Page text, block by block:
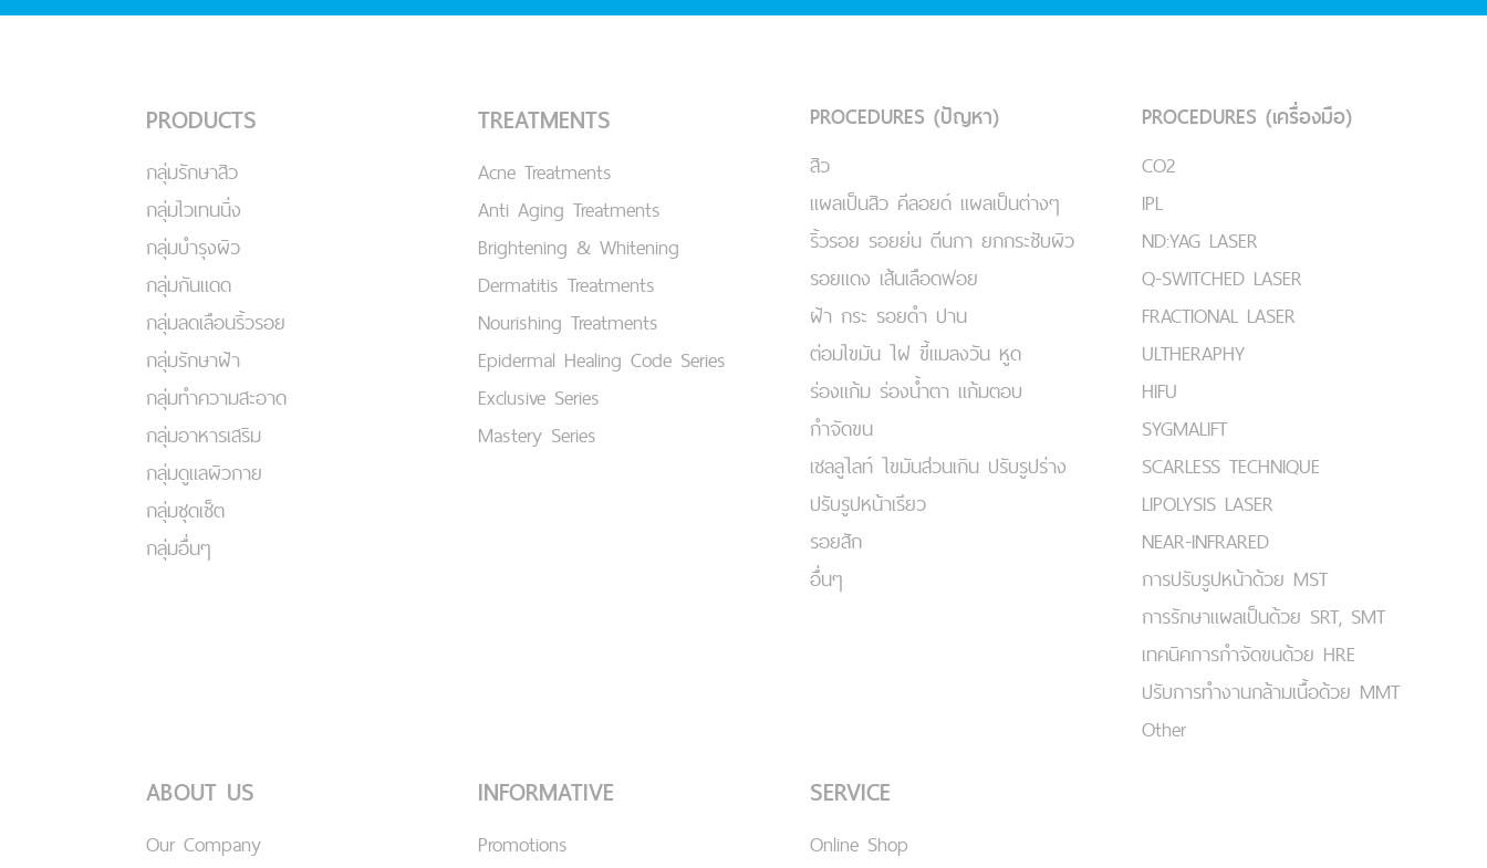
PRODUCTS
กลุ่มรักษาสิว
กลุ่มไวเทนนิ่ง
กลุ่มบำรุงผิว
กลุ่มกันแดด
กลุ่มลดเลือนริ้วรอย
กลุ่มรักษาฝ้า
กลุ่มทำความสะอาด
กลุ่มอาหารเสริม
กลุ่มดูแลผิวกาย
กลุ่มชุดเซ็ต
กลุ่มอื่นๆ
TREATMENTS
Acne Treatments
Anti Aging Treatments
Brightening & Whitening
Dermatitis Treatments
Nourishing Treatments
Epidermal Healing Code Series
Exclusive Series
Mastery Series
PROCEDURES (ปัญหา)
สิว
แผลเป็นสิว คีลอยด์ แผลเป็นต่างๆ
ริ้วรอย รอยย่น ตีนกา ยกกระชับผิว
รอยแดง เส้นเลือดฟอย
ฝ้า กระ รอยดำ ปาน
ต่อมไขมัน ไฝ ขี้แมลงวัน หูด
ร่องแก้ม ร่องน้ำตา แก้มตอบ
กำจัดขน
เชลลูไลท์ ไขมันส่วนเกิน ปรับรูปร่าง
ปรับรูปหน้าเรียว
รอยสัก
อื่นๆ
PROCEDURES (เครื่องมือ)
CO2
IPL
ND:YAG LASER
Q-SWITCHED LASER
FRACTIONAL LASER
ULTHERAPHY
HIFU
SYGMALIFT
SCARLESS TECHNIQUE
LIPOLYSIS LASER
NEAR-INFRARED
การปรับรูปหน้าด้วย MST
การรักษาแผลเป็นด้วย SRT, SMT
เทคนิคการกำจัดขนด้วย HRE
ปรับการทำงานกล้ามเนื้อด้วย MMT
Other
ABOUT US
Our Company
INFORMATIVE
Promotions
SERVICE
Online Shop